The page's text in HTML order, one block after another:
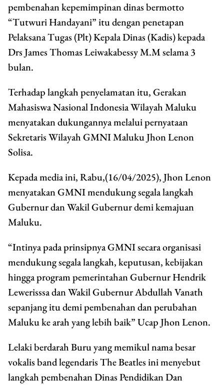
pembenahan kepemimpinan dinas bermotto
“Tutwuri Handayani” itu dengan penetapan
Pelaksana Tugas (Plt) Kepala Dinas (Kadis) kepada
Drs James Thomas Leiwakabessy M.M selama 3
bulan.
Terhadap langkah penyelamatan itu, Gerakan
Mahasiswa Nasional Indonesia Wilayah Maluku
menyatakan dukungannya melalui pernyataan
Sekretaris Wilayah GMNI Maluku Jhon Lenon
Solisa.
Kepada media ini, Rabu,(16/04/2025), Jhon Lenon
menyatakan GMNI mendukung segala langkah
Gubernur dan Wakil Gubernur demi kemajuan
Maluku.
“Intinya pada prinsipnya GMNI secara organisasi
mendukung segala langkah, keputusan, kebijakan
hingga program pemerintahan Gubernur Hendrik
Lewerisssa dan Wakil Gubernur Abdullah Vanath
sepanjang itu demi pembenahan dan perubahan
Maluku ke arah yang lebih baik” Ucap Jhon Lenon.
Lelaki berdarah Buru yang memikul nama besar
vokalis band legendaris The Beatles ini menyebut
langkah pembenahan Dinas Pendidikan Dan